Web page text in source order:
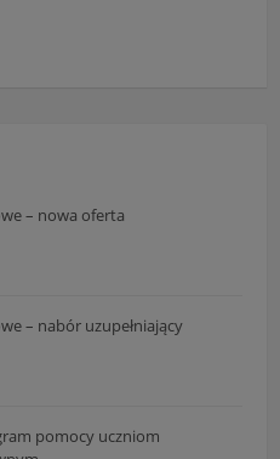
– nowa oferta
– nabór uzupełniający
pomocy uczniom